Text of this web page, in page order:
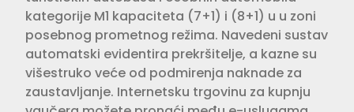
kategorije M1 kapaciteta (7+1) i (8+1) u u zoni
posebnog prometnog režima. Navedeni sustav
automatski evidentira prekršitelje, a kazne su
višestruko veće od podmirenja naknade za
zaustavljanje. Internetsku trgovinu za kupnju